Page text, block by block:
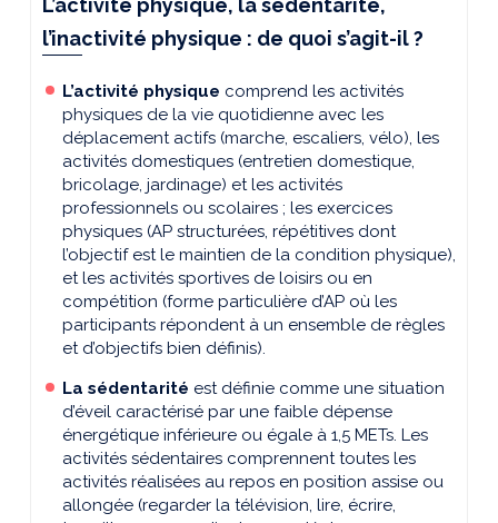
L’activité physique, la sédentarité,
l’inactivité physique : de quoi s’agit-il ?
L’activité physique comprend les activités
physiques de la vie quotidienne avec les
déplacement actifs (marche, escaliers, vélo), les
activités domestiques (entretien domestique,
bricolage, jardinage) et les activités
professionnels ou scolaires ; les exercices
physiques (AP structurées, répétitives dont
l’objectif est le maintien de la condition physique),
et les activités sportives de loisirs ou en
compétition (forme particulière d’AP où les
participants répondent à un ensemble de règles
et d’objectifs bien définis).
La sédentarité est définie comme une situation
d’éveil caractérisé par une faible dépense
énergétique inférieure ou égale à 1,5 METs. Les
activités sédentaires comprennent toutes les
activités réalisées au repos en position assise ou
allongée (regarder la télévision, lire, écrire,